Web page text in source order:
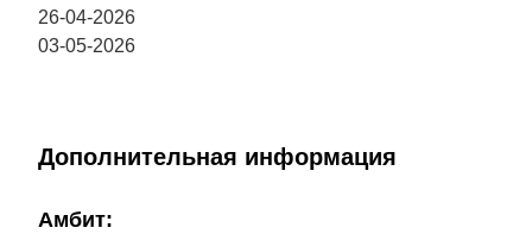
26-04-2026
03-05-2026
Дополнительная информация
Амбит: